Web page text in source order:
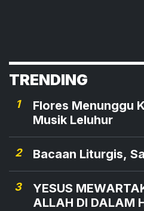
TRENDING
1
Flores Menunggu
Musik Leluhur
2 Bacaan Liturgis,
3
YESUS
ALLAH DI DALAM